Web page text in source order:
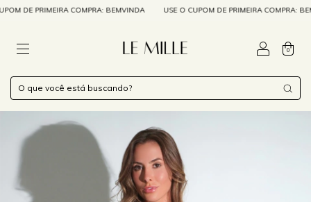
DE PRIMEIRA COMPRA: BEMVINDA USE O CUPOM DE PRIMEIRA COMPRA:
0